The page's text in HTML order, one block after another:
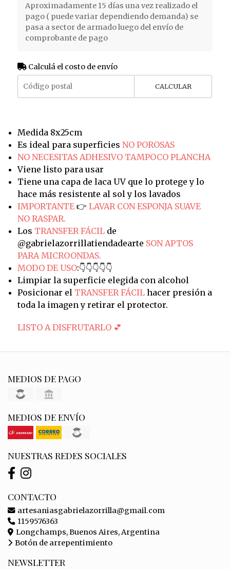
Aproximadamente 15 días una vez realizado el
pago ( puede variar dependiendo demanda) se
pasa a sector de armado luego del envío de
comprobante de pago
Calculá el costo de envío
CALCULAR
Medida 8x25cm
Es ideal para superficies NO POROSAS
NO NECESITAS ADHESIVO TAMPOCO PLANCHA
Viene listo para usar
Tiene una capa de laca UV que lo protege y lo
hace más resistente al sol y los lavados
IMPORTANTE 👉 LAVAR CON ESPONJA SUAVE
NO RASPAR.
Los TRANSFER FÁCILde
@gabrielazorrillatiendadearte SON APTOS
PARA MICROONDAS.
MODO DE USO:👇👇👇👇👇
Limpiar la superficie elegida con alcohol
Posicionar el TRANSFER FÁCILhacer presión a
toda la imagen y retirar el protector.
LISTO A DISFRUTARLO 💕
MEDIOS DE PAGO
MEDIOS DE ENVÍO
NUESTRAS REDES SOCIALES
CONTACTO
artesaniasgabrielazorrilla@gmail.com
1159576363
Longchamps, Buenos Aires, Argentina
Botón de arrepentimiento
NEWSLETTER